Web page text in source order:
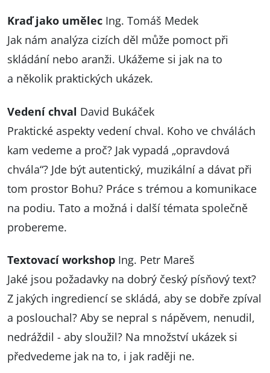
Kraď jako umělec Ing. Tomáš Medek
Jak nám analýza cizích děl může pomoct při
skládání nebo aranži. Ukážeme si jak na to
a několik praktických ukázek.
Vedení chval David Bukáček
Praktické aspekty vedení chval. Koho ve chválách
kam vedeme a proč? Jak vypadá „opravdová
chvála“? Jde být autentický, muzikální a dávat při
tom prostor Bohu? Práce s trémou a komunikace
na podiu. Tato a možná i další témata společně
probereme.
Textovací workshop Ing. Petr Mareš
Jaké jsou požadavky na dobrý český písňový text?
Z jakých ingrediencí se skládá, aby se dobře zpíval
a poslouchal? Aby se nepral s nápěvem, nenudil,
nedráždil - aby sloužil? Na množství ukázek si
předvedeme jak na to, i jak raději ne.